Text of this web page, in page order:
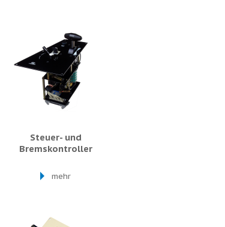
Steuer- und
Bremskontroller
mehr